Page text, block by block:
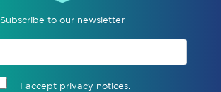
Subscribe to our newsletter
I accept privacy notices.